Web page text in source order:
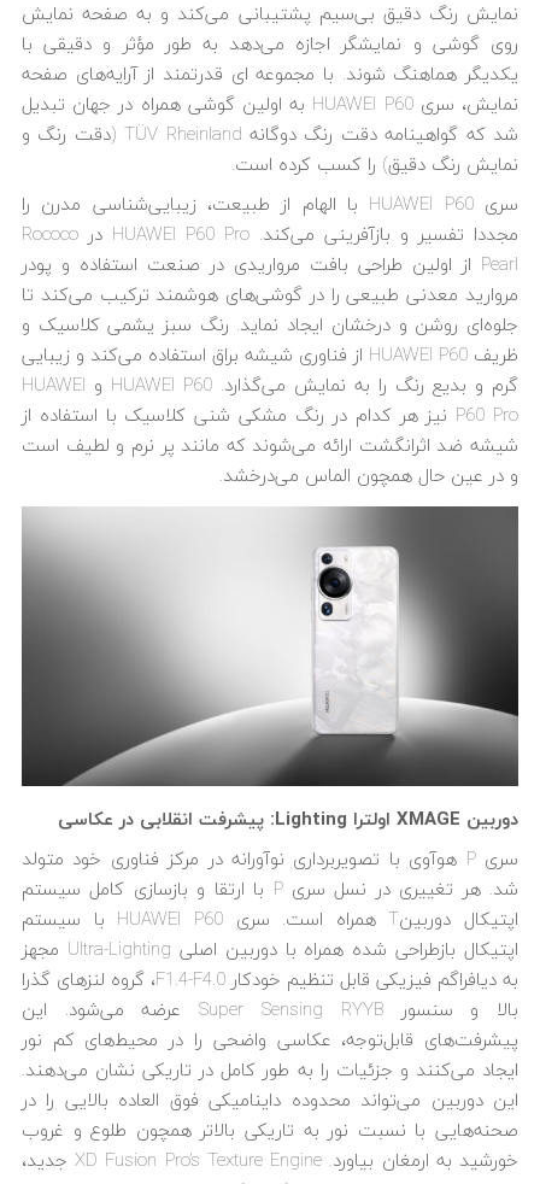
نمایش رنگ دقیق بی‌سیم پشتیبانی می‌کند و به صفحه نمایش
روی گوشی و نمایشگر اجازه می‌دهد به طور مؤثر و دقیقی با
یکدیگر هماهنگ شوند. با مجموعه ای قدرتمند از آرایه‌های صفحه
نمایش، سری HUAWEI P60 به اولین گوشی همراه در جهان تبدیل
شد که گواهینامه دقت رنگ دوگانه TÜV Rheinland (دقت رنگ و
نمایش رنگ دقیق) را کسب کرده است.
سری HUAWEI P60 با الهام از طبیعت، زیبایی‌شناسی مدرن را
مجددا تفسیر و بازآفرینی می‌کند. HUAWEI P60 Pro در Rococo
Pearl از اولین طراحی بافت مرواریدی در صنعت استفاده و پودر
مروارید معدنی طبیعی را در گوشی‌های هوشمند ترکیب می‌کند تا
جلوه‌ای روشن و درخشان ایجاد نماید. رنگ سبز یشمی کلاسیک و
ظریف HUAWEI P60 از فناوری شیشه براق استفاده می‌کند و زیبایی
گرم و بدیع رنگ را به نمایش می‌گذارد. HUAWEI P60 و HUAWEI
P60 Pro نیز هر کدام در رنگ مشکی شنی کلاسیک با استفاده از
شیشه ضد اثرانگشت ارائه می‌شوند که مانند پر نرم و لطیف است
و در عین حال همچون الماس می‌درخشد.
دوربین XMAGEاولترا Lighting: پیشرفت‌ انقلابی در عکاسی
سری P هوآوی با تصویربرداری نوآورانه در مرکز فناوری خود متولد
شد. هر تغییری در نسل سری P با ارتقا و بازسازی کامل سیستم
اپتیکال دوربینT همراه است. سری HUAWEI P60 با سیستم
اپتیکال بازطراحی شده همراه با دوربین اصلی Ultra-Lighting مجهز
به دیافراگم فیزیکی قابل تنظیم خودکار F1.4-F4.0، گروه لنزهای گذرا
بالا و سنسور Super Sensing RYYB عرضه می‌شود. این
پیشرفت‌های قابل‌توجه، عکاسی واضحی را در محیط‌های کم نور
ایجاد می‌کنند و جزئیات را به طور کامل در تاریکی نشان می‌دهند.
این دوربین می‌تواند محدوده داینامیکی فوق العاده بالایی را در
صحنه‌هایی با نسبت نور به تاریکی بالاتر همچون طلوع و غروب
خورشید به ارمغان بیاورد. XD Fusion Pro’s Texture Engine جدید،